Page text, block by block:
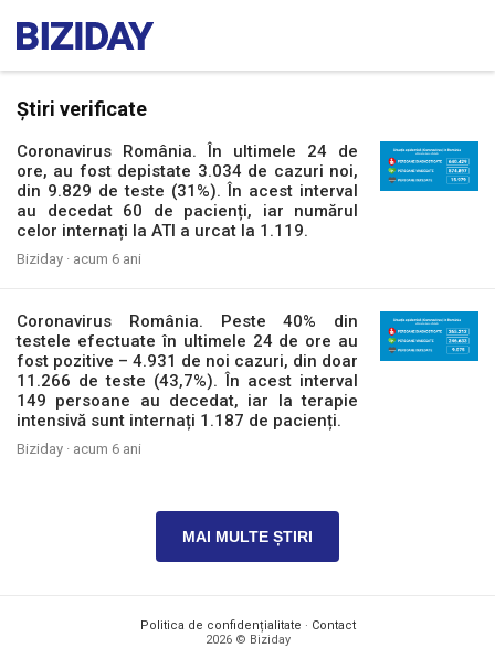
Știri verificate
Coronavirus România. În ultimele 24 de
ore, au fost depistate 3.034 de cazuri noi,
din 9.829 de teste (31%). În acest interval
au decedat 60 de pacienți, iar numărul
celor internați la ATI a urcat la 1.119.
Biziday · acum 6 ani
Coronavirus România. Peste 40% din
testele efectuate în ultimele 24 de ore au
fost pozitive – 4.931 de noi cazuri, din doar
11.266 de teste (43,7%). În acest interval
149 persoane au decedat, iar la terapie
intensivă sunt internați 1.187 de pacienți.
Biziday · acum 6 ani
MAI MULTE ȘTIRI
Politica de confidențialitate · Contact
2026 © Biziday